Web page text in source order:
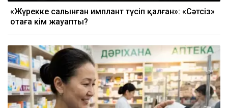
«Жүрекке салынған имплант түсіп қалған»: «Сәтсіз»
отаға кім жауапты?